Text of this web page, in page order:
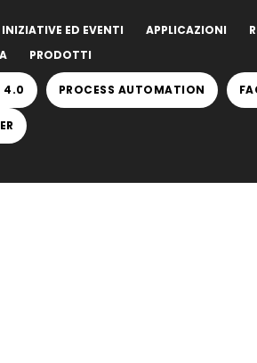
INIZIATIVE ED EVENTI APPLICAZIONI
PRODOTTI
4.0 PROCESS AUTOMATION